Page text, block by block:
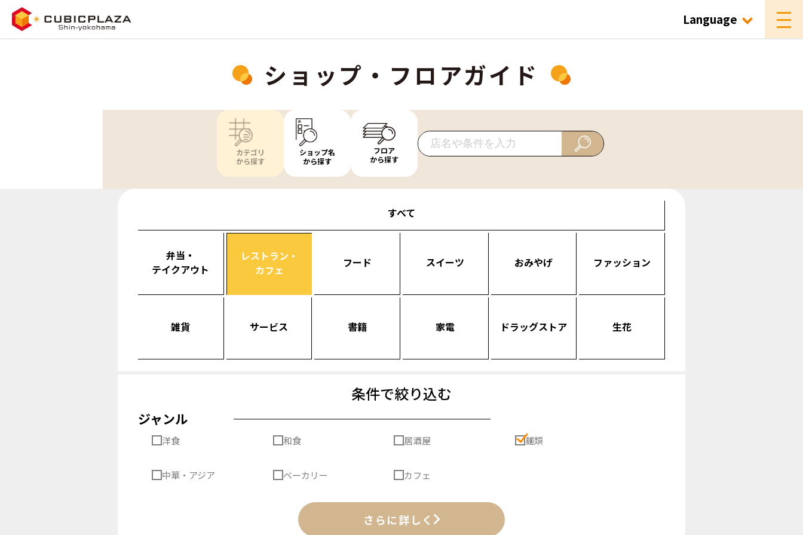
Language
ショップ・フロアガイド
カテゴリ
から探す
ショップ名
から探す
フロア
から探す
すべて
弁当・
テイクアウト
レストラン・
カフェ
フード スイーツ おみやげ ファッション
雑貨 サービス 書籍 家電 ドラッグストア 生花
条件で絞り込む
ジャンル
洋食 和食 居酒屋 麺類
中華・アジア ベーカリー カフェ
さらに詳しく